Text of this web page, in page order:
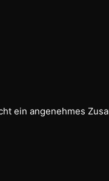
ein angenehmes